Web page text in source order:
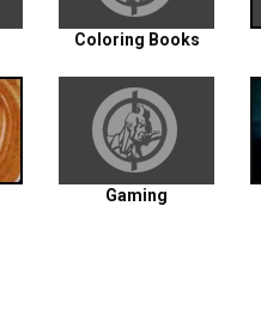
Coloring Books
Gaming